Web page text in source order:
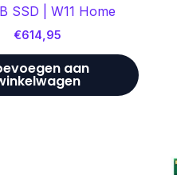
SSD | W11 Home
€614,95
aan